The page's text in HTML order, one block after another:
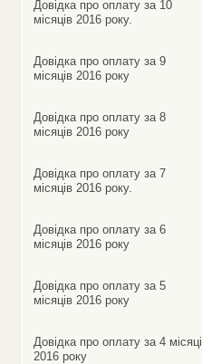
Довідка про оплату за 10
місяців 2016 року.
Довідка про оплату за 9
місяців 2016 року
Довідка про оплату за 8
місяців 2016 року
Довідка про оплату за 7
місяців 2016 року.
Довідка про оплату за 6
місяців 2016 року
Довідка про оплату за 5
місяців 2016 року
Довідка про оплату за 4 місяці
2016 року